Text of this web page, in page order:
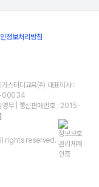
정보처리방침
스터디교육㈜ 대표이사 :
00034
무 | 통신판매번호 : 2015-
rights reserved.